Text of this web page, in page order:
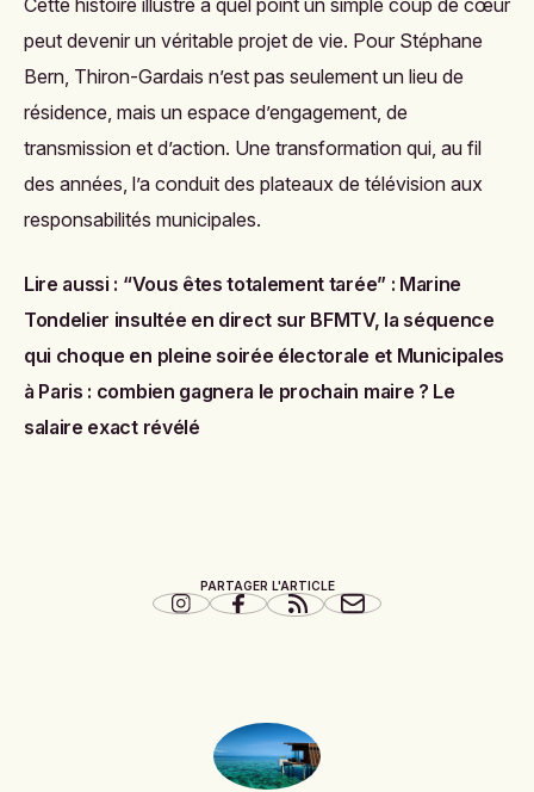
peut devenir un véritable projet de vie. Pour Stéphane
Bern, Thiron-Gardais n’est pas seulement un lieu de
résidence, mais un espace d’engagement, de
transmission et d’action. Une transformation qui, au fil
des années, l’a conduit des plateaux de télévision aux
responsabilités municipales.
Lire aussi : “Vous êtes totalement tarée” : Marine
Tondelier insultée en direct sur BFMTV, la séquence
qui choque en pleine soirée électorale et Municipales
à Paris : combien gagnera le prochain maire ? Le
salaire exact révélé
PARTAGER L'ARTICLE